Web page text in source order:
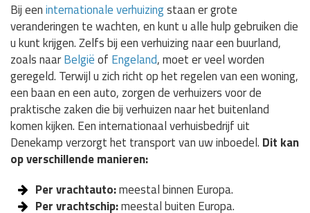
Bij eeninternationale verhuizingstaan er grote
veranderingen te wachten, en kunt u alle hulp gebruiken die
u kunt krijgen. Zelfs bij een verhuizing naar een buurland,
zoals naarBelgiëof Engeland, moet er veel worden
geregeld. Terwijl u zich richt op het regelen van een woning,
een baan en een auto, zorgen de verhuizers voor de
praktische zaken die bij verhuizen naar het buitenland
komen kijken. Een internationaal verhuisbedrijf uit
Denekamp verzorgt het transport van uw inboedel. Dit kan
op verschillende manieren:
Per vrachtauto:meestal binnen Europa.
Per vrachtschip:meestal buiten Europa.